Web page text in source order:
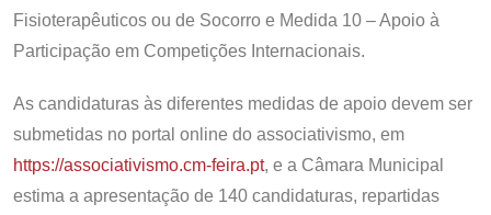
Fisioterapêuticos ou de Socorro e Medida 10 – Apoio à
Participação em Competições Internacionais.
As candidaturas às diferentes medidas de apoio devem ser
submetidas no portal online do associativismo, em
https://associativismo.cm-feira.pt, e a Câmara Municipal
estima a apresentação de 140 candidaturas, repartidas